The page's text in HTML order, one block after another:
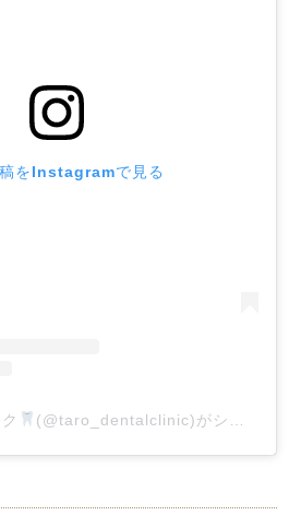
をInstagramで見る
(@taro_dentalclinic)がシェアした投稿